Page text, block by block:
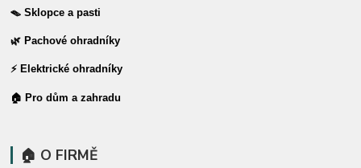
🪤 Sklopce a pasti
🌿 Pachové ohradníky
⚡ Elektrické ohradníky
🏠 Pro dům a zahradu
🏠 O FIRMĚ